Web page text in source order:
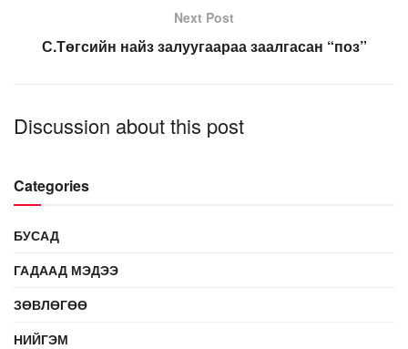
Next Post
С.Төгсийн найз залуугаараа заалгасан “поз”
Discussion about this post
Categories
БУСАД
ГАДААД МЭДЭЭ
ЗӨВЛӨГӨӨ
НИЙГЭМ